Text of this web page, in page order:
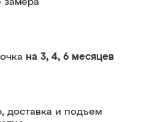
замера
на 3, 4, 6 месяцев
доставка и подъем